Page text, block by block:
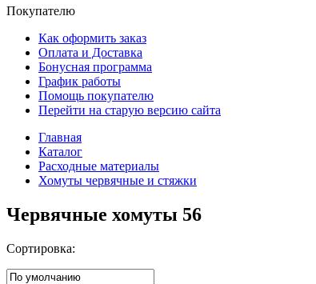
Покупателю
Как оформить заказ
Оплата и Доставка
Бонусная программа
График работы
Помощь покупателю
Перейти на старую версию сайта
Главная
Каталог
Расходные материалы
Хомуты червячные и стяжки
Червячные хомуты 56
Сортировка: